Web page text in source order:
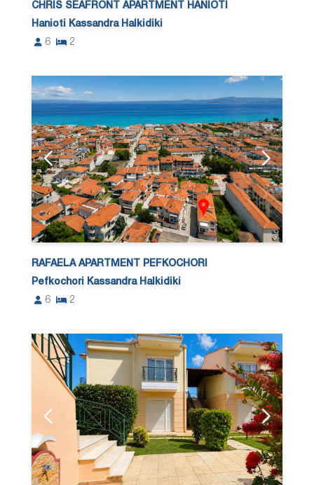
CHRIS SEAFRONT APARTMENT HANIOTI
Hanioti Kassandra Halkidiki
6
2
RAFAELA APARTMENT PEFKOCHORI
Pefkochori Kassandra Halkidiki
6
2